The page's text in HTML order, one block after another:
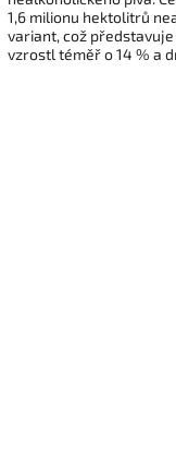
1,6 milionu hektolitrů
variant, což
vzrostl téměř o 14 % a